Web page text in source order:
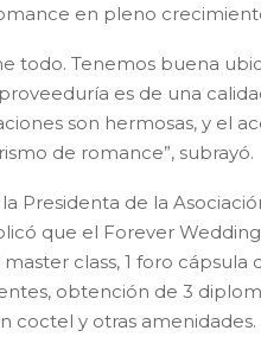
en pleno
todo. Tenemos buena
es de una
son hermosas, y el
de romance”, subrayó.
Presidenta de la
que el Forever
class, 1 foro cápsula
obtención de 3
coctel y otras amenidades.